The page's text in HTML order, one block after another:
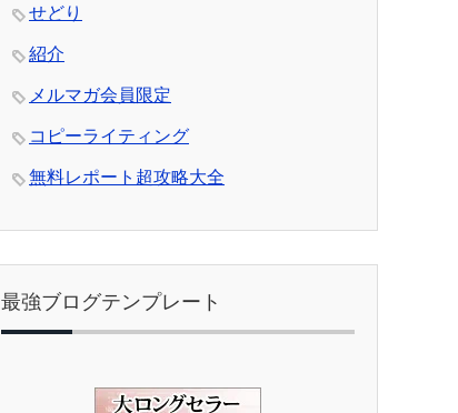
せどり
紹介
メルマガ会員限定
コピーライティング
無料レポート超攻略大全
最強ブログテンプレート